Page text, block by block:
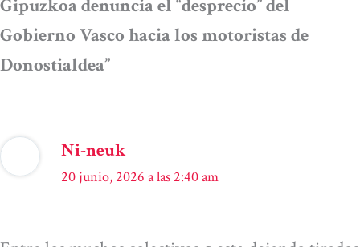
Gipuzkoa denuncia el “desprecio” del
Gobierno Vasco hacia los motoristas de
Donostialdea”
Ni-neuk
20 junio, 2026 a las 2:40 am